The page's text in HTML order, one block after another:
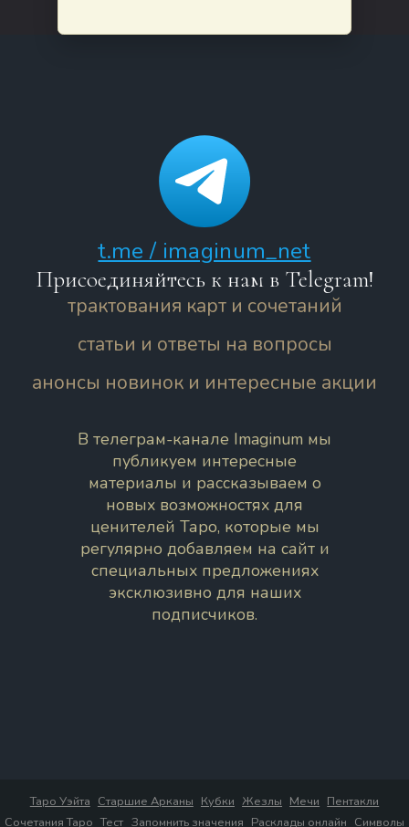
t.me / imaginum_net
Присоединяйтесь к нам в Telegram!
трактования карт и сочетаний
статьи и ответы на вопросы
анонсы новинок и интересные акции
В телеграм-канале Imaginum мы
публикуем интересные
материалы и рассказываем о
новых возможностях для
ценителей Таро, которые мы
регулярно добавляем на сайт и
специальных предложениях
эксклюзивно для наших
подписчиков.
Таро Уэйта Старшие Арканы Кубки Жезлы Мечи Пентакли
Сочетания Таро Тест Запомнить значения Расклады онлайн Символы